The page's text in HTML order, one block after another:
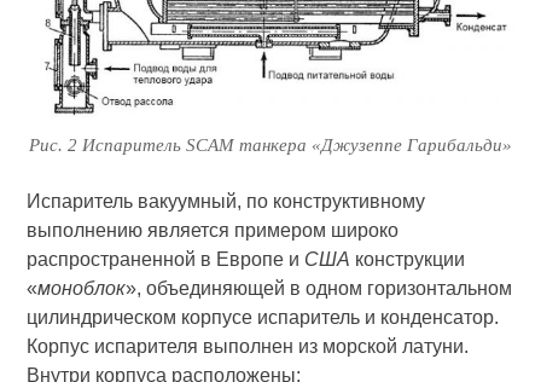
Рис. 2 Испаритель SCAM танкера «Джузеппе Гарибальди»
Испаритель вакуумный, по конструктивному
выполнению является примером широко
распространенной в Европе и США конструкции
«моноблок», объединяющей в одном горизонтальном
цилиндрическом корпусе испаритель и конденсатор.
Корпус испарителя выполнен из морской латуни.
Внутри корпуса расположены: